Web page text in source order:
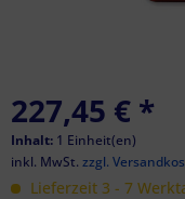
227,45 € *
Inhalt: 1 Einheit(en)
inkl. MwSt. zzgl.
Lieferzeit 3 - 7